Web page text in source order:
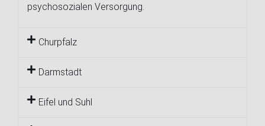
psychosozialen Versorgung.
Churpfalz
Darmstadt
Eifel und Suhl